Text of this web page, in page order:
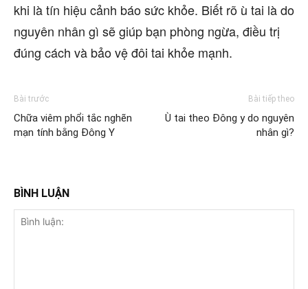
khi là tín hiệu cảnh báo sức khỏe. Biết rõ ù tai là do
nguyên nhân gì sẽ giúp bạn phòng ngừa, điều trị
đúng cách và bảo vệ đôi tai khỏe mạnh.
Bài trước
Chữa viêm phổi tắc nghẽn
mạn tính bằng Đông Y
Bài tiếp theo
Ù tai theo Đông y do nguyên
nhân gì?
BÌNH LUẬN